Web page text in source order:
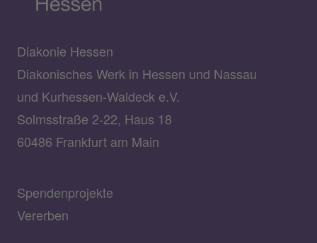
Diakonie Hessen
Diakonisches Werk in Hessen und Nassau
und Kurhessen-Waldeck e.V.
Solmsstraße 2-22, Haus 18
60486 Frankfurt am Main
Spendenprojekte
Vererben